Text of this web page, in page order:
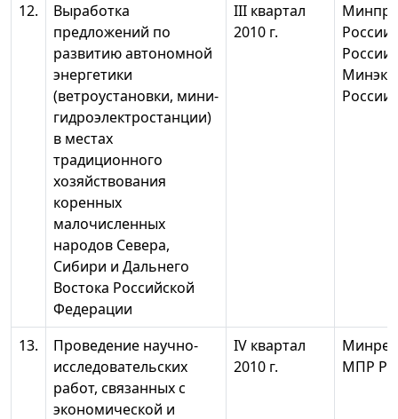
12.
Выработка
предложений по
развитию автономной
энергетики
(ветроустановки, мини-
гидроэлектростанции)
в местах
традиционного
хозяйствования
коренных
малочисленных
народов Севера,
Сибири и Дальнего
Востока Российской
Федерации
III квартал
2010 г.
России,
России
13.
Проведение научно-
исследовательских
работ, связанных с
экономической и
IV квартал
2010 г.
МПР